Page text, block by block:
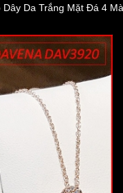
Da Trắng Mặt Đá 4